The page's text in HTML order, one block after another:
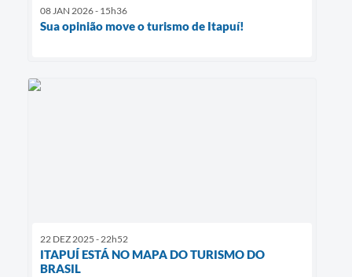
08 JAN 2026 - 15h36
Sua opinião move o turismo de Itapuí!
22 DEZ 2025 - 22h52
ITAPUÍ ESTÁ NO MAPA DO TURISMO DO
BRASIL